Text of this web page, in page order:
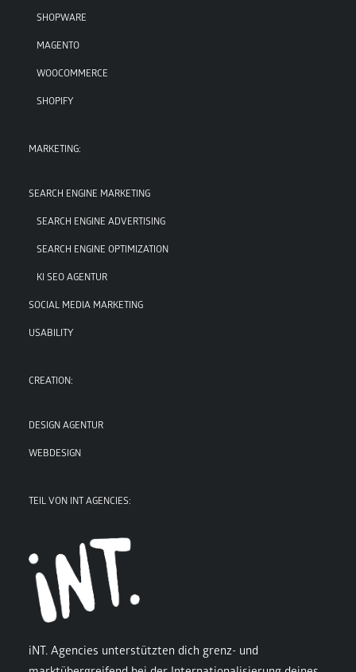
SHOPWARE
MAGENTO
WOOCOMMERCE
SHOPIFY
MARKETING:
SEARCH ENGINE MARKETING
SEARCH ENGINE ADVERTISING
SEARCH ENGINE OPTIMIZATION
KI SEO AGENTUR
SOCIAL MEDIA MARKETING
USABILITY
CREATION:
DESIGN AGENTUR
WEBDESIGN
TEIL VON INT AGENCIES:
iNT. Agencies unterstützten dich grenz- und